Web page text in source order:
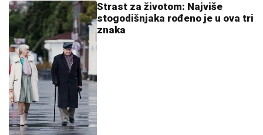
Strast za životom: Najviše
stogodišnjaka rođeno je u ova tri
znaka